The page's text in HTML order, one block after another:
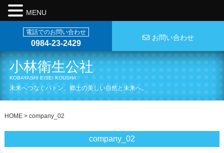
小林衛生公社
KOBAYASHI EISEI KOUSHA
未来へつなぐバトン、郷土の美しい自然と未来へ。
電話でのお問い合わせ
0984-23-2429
お問い合わせ
HOME> company_02
company_02
MENU